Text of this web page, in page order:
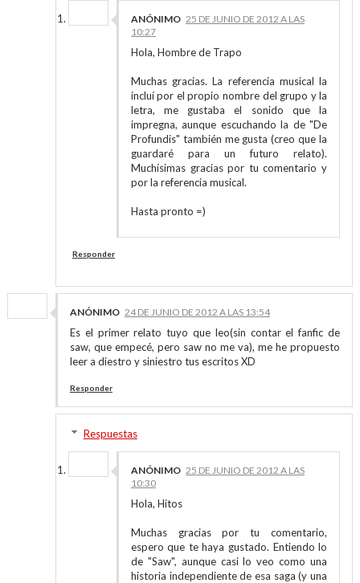
ANÓNIMO 25 DE JUNIO DE 2012 A LAS
10:27
Hola, Hombre de Trapo
Muchas gracias. La referencia musical la
incluí por el propio nombre del grupo y la
letra, me gustaba el sonido que la
impregna, aunque escuchando la de "De
Profundis" también me gusta (creo que la
guardaré para un futuro relato).
Muchísimas gracias por tu comentario y
por la referencia musical.
Hasta pronto =)
Responder
ANÓNIMO 24 DE JUNIO DE 2012 A LAS 13:54
Es el primer relato tuyo que leo(sin contar el fanfic de
saw, que empecé, pero saw no me va), me he propuesto
leer a diestro y siniestro tus escritos XD
Responder
Respuestas
ANÓNIMO 25 DE JUNIO DE 2012 A LAS
10:30
Hola, Hitos
Muchas gracias por tu comentario,
espero que te haya gustado. Entiendo lo
de "Saw", aunque casi lo veo como una
historia independiente de esa saga (y una